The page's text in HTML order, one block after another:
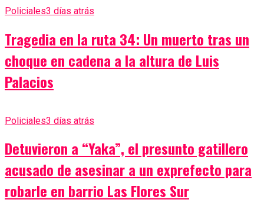
Policiales3 días atrás
Tragedia en la ruta 34: Un muerto tras un
choque en cadena a la altura de Luis
Palacios
Policiales3 días atrás
Detuvieron a “Yaka”, el presunto gatillero
acusado de asesinar a un exprefecto para
robarle en barrio Las Flores Sur